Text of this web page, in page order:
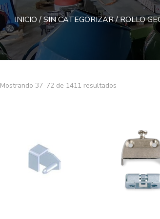
INICIO/SIN CATEGORIZAR/ ROLLO
Mostrando 37–72 de 1411 resultadosOrdenado